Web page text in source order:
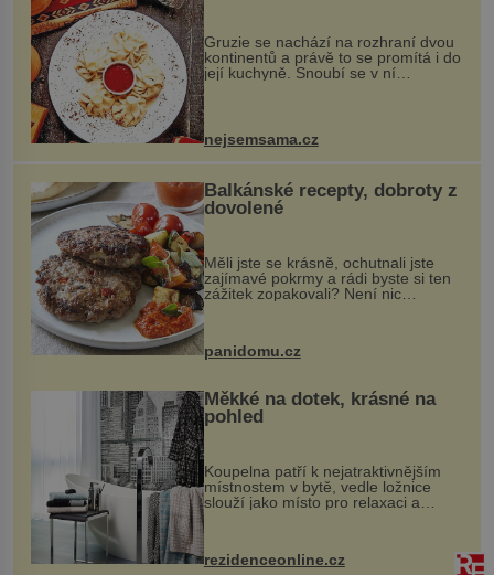
Gruzie se nachází na rozhraní dvou
kontinentů a právě to se promítá i do
její kuchyně. Snoubí se v ní
evropské a asijské chutě a díky tomu
vznikají rozmanité a chuťově bohaté
pokrmy, které rozhodně st...
nejsemsama.cz
Balkánské recepty, dobroty z
dovolené
Měli jste se krásně, ochutnali jste
zajímavé pokrmy a rádi byste si ten
zážitek zopakovali? Není nic
snazšího. Pljeskavica (10 porcí)
Možná jste ji ochutnali na dovolené v
panidomu.cz
Měkké na dotek, krásné na
pohled
Koupelna patří k nejatraktivnějším
místnostem v bytě, vedle ložnice
slouží jako místo pro relaxaci a
odpočinek. Koupelnový textil –
ručníky, osušky a koberečky –
mohou jako mávnutím kouzelného
proutku...
rezidenceonline.cz